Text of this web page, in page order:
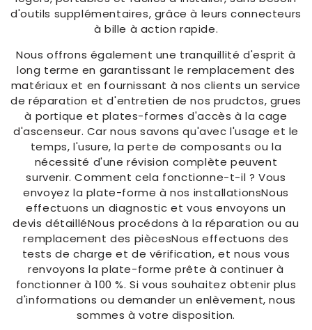
d'outils supplémentaires, grâce à leurs connecteurs
à bille à action rapide.
Nous offrons également une tranquillité d'esprit à
long terme en garantissant le remplacement des
matériaux et en fournissant à nos clients un service
de réparation et d'entretien de nos prudctos, grues
à portique et plates-formes d'accès à la cage
d'ascenseur. Car nous savons qu'avec l'usage et le
temps, l'usure, la perte de composants ou la
nécessité d'une révision complète peuvent
survenir. Comment cela fonctionne-t-il ? Vous
envoyez la plate-forme à nos installationsNous
effectuons un diagnostic et vous envoyons un
devis détailléNous procédons à la réparation ou au
remplacement des piècesNous effectuons des
tests de charge et de vérification, et nous vous
renvoyons la plate-forme prête à continuer à
fonctionner à 100 %. Si vous souhaitez obtenir plus
d'informations ou demander un enlèvement, nous
sommes à votre disposition.